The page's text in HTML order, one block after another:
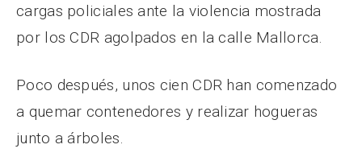
cargas policiales ante la violencia mostrada
por los CDR agolpados en la calle Mallorca.
Poco después, unos cien CDR han comenzado
a quemar contenedores y realizar hogueras
junto a árboles.